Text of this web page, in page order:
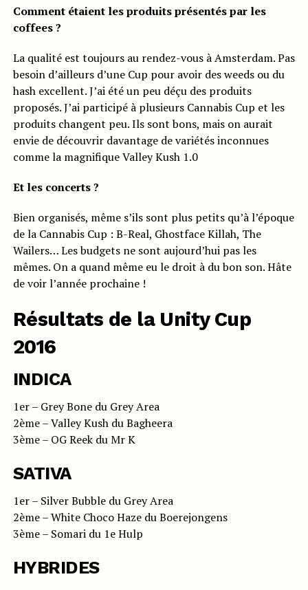
Comment étaient les produits présentés par les
coffees ?
La qualité est toujours au rendez-vous à Amsterdam. Pas
besoin d’ailleurs d’une Cup pour avoir des weeds ou du
hash excellent. J’ai été un peu déçu des produits
proposés. J’ai participé à plusieurs Cannabis Cup et les
produits changent peu. Ils sont bons, mais on aurait
envie de découvrir davantage de variétés inconnues
comme la magnifique Valley Kush 1.0
Et les concerts ?
Bien organisés, même s’ils sont plus petits qu’à l’époque
de la Cannabis Cup : B-Real, Ghostface Killah, The
Wailers… Les budgets ne sont aujourd’hui pas les
mêmes. On a quand même eu le droit à du bon son. Hâte
de voir l’année prochaine !
Résultats de la Unity Cup
2016
INDICA
1er – Grey Bone du Grey Area
2ème – Valley Kush du Bagheera
3ème – OG Reek du Mr K
SATIVA
1er – Silver Bubble du Grey Area
2ème – White Choco Haze du Boerejongens
3ème – Somari du 1e Hulp
HYBRIDES